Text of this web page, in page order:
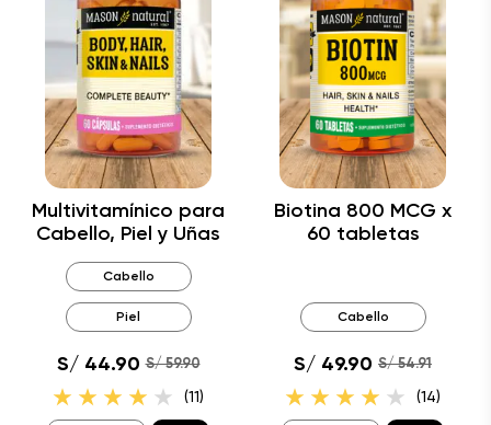
Multivitamínico para
Cabello, Piel y Uñas
Cabello
Piel
S/ 44.90 S/ 59.90
(11)
Biotina 800 MCG x
60 tabletas
Cabello
S/ 49.90 S/ 54.91
(14)